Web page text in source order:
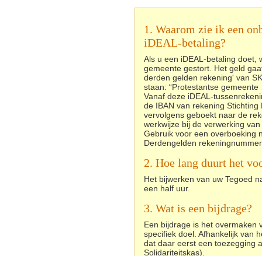
1. Waarom zie ik een
iDEAL-betaling?
Als u een iDEAL-betaling doet,
gemeente gestort. Het geld
derden gelden rekening' van
staan: “Protestantse
Vanaf deze iDEAL-
de IBAN van rekening
vervolgens geboekt naar de
werkwijze bij de verwerking
Gebruik voor een overboeking
Derdengelden
2. Hoe lang duurt het
Het bijwerken van uw Tegoed
een half uur.
3. Wat is een bijdrage?
Een bijdrage is het overmaken
specifiek doel. Afhankelijk van
dat daar eerst een toezegging
Solidariteitskas).